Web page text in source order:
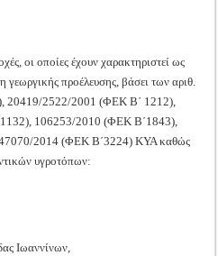
οι οποίες έχουν χαρακτηριστεί ως
γεωργικής προέλευσης, βάσει των αριθ.
20419/2522/2001 (ΦΕΚ Β΄ 1212),
106253/2010 (ΦΕΚ Β΄1843),
2014 (ΦΕΚ Β΄3224) ΚΥΑ καθώς
υγροτόπων:
Ιωαννίνων,